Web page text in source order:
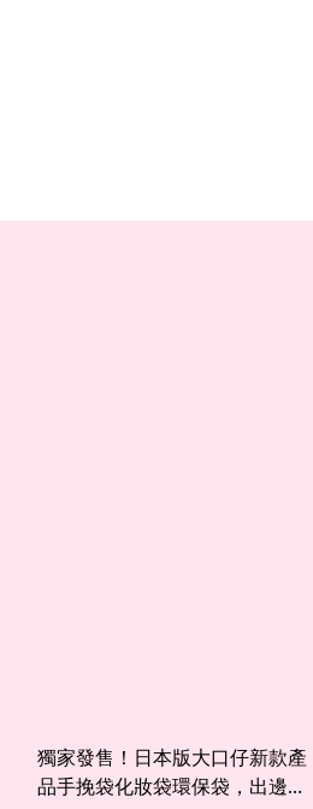
獨家發售！日本版大口仔新款產
品手挽袋化妝袋環保袋，出邊買